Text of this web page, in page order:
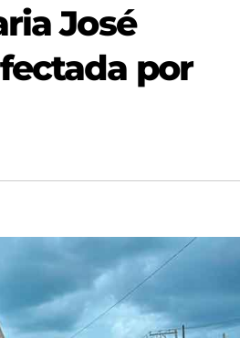
José
por